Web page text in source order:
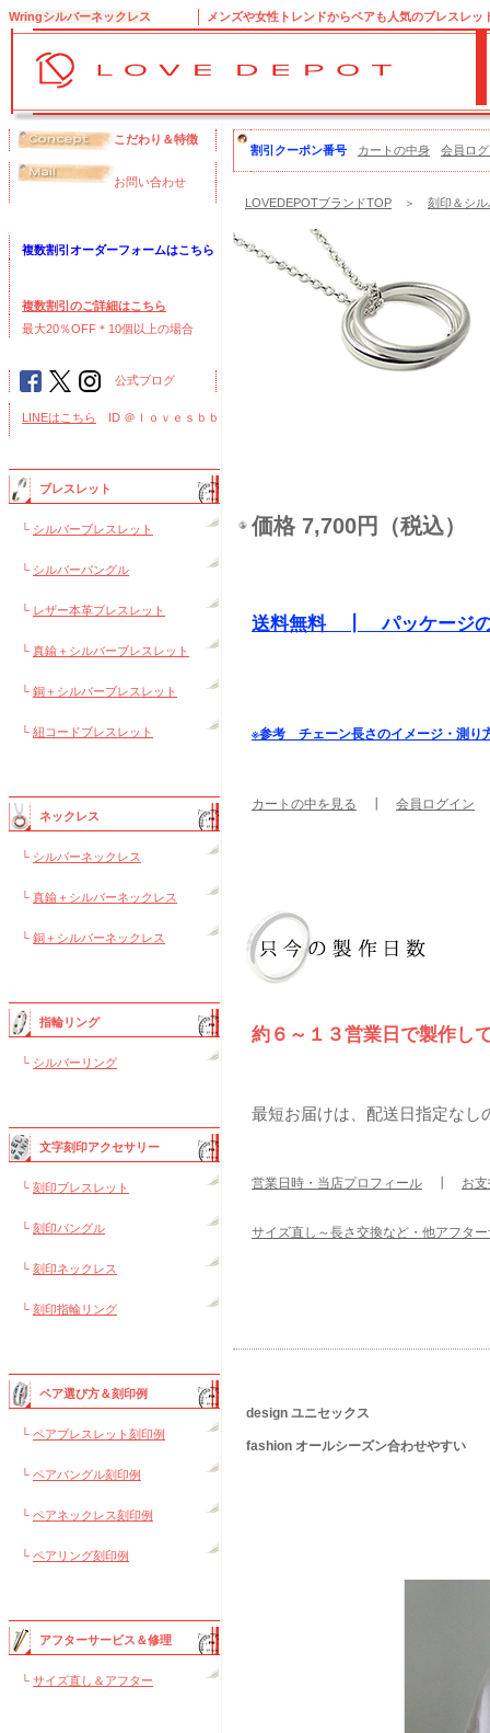
Wringシルバーネックレス メンズや女性トレンドからペアも人気のブレスレ
こだわり＆特徴
お問い合わせ
複数割引オーダーフォームはこちら
複数割引のご詳細はこちら
最大20％OFF＊10個以上の場合
公式ブログ
LINEはこちら ID ＠ｌｏｖｅｓｂｂ
ブレスレット
└ シルバーブレスレット
└ シルバーバングル
└ レザー本革ブレスレット
└ 真鍮＋シルバーブレスレット
└ 銅＋シルバーブレスレット
└ 紐コードブレスレット
ネックレス
└ シルバーネックレス
└ 真鍮＋シルバーネックレス
└ 銅＋シルバーネックレス
指輪リング
└ シルバーリング
文字刻印アクセサリー
└ 刻印ブレスレット
└ 刻印バングル
└ 刻印ネックレス
└ 刻印指輪リング
ペア選び方＆刻印例
└ ペアブレスレット刻印例
└ ペアバングル刻印例
└ ペアネックレス刻印例
└ ペアリング刻印例
アフターサービス＆修理
└ サイズ直し＆アフター
割引クーポン番号 カートの中身 会員ロ
LOVEDEPOTブランドTOP ＞ 刻印＆シ
価格 7,700円（税込）
送料無料 ┃ パッケージの
※参考 チェーン長さのイメージ・測り
カートの中を見る 会員ログイン
約６～１３営業日で製作し
最短お届けは、配送日指定なし
営業日時・当店プロフィール お
サイズ直し～長さ交換など・他アフタ
design ユニセックス
fashion オールシーズン合わせやすい